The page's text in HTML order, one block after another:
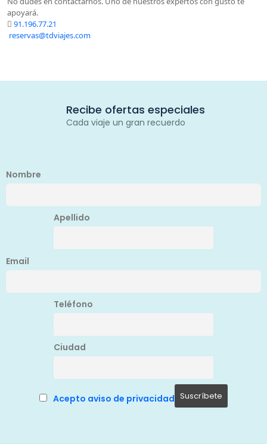
apoyará.
91.196.77.21
reservas@tdviajes.com
Recibe ofertas especiales
Cada viaje un gran recuerdo
Nombre
Apellido
Email
Teléfono
Ciudad
Acepto aviso de privacidad